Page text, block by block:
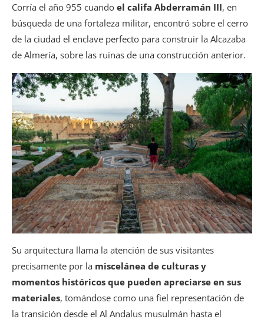
Corría el año 955 cuando el califa Abderramán III, en
búsqueda de una fortaleza militar, encontró sobre el cerro
de la ciudad el enclave perfecto para construir la Alcazaba
de Almería, sobre las ruinas de una construcción anterior.
Su arquitectura llama la atención de sus visitantes
precisamente por la miscelánea de culturas y
momentos históricos que pueden apreciarse en sus
materiales, tomándose como una fiel representación de
la transición desde el Al Andalus musulmán hasta el